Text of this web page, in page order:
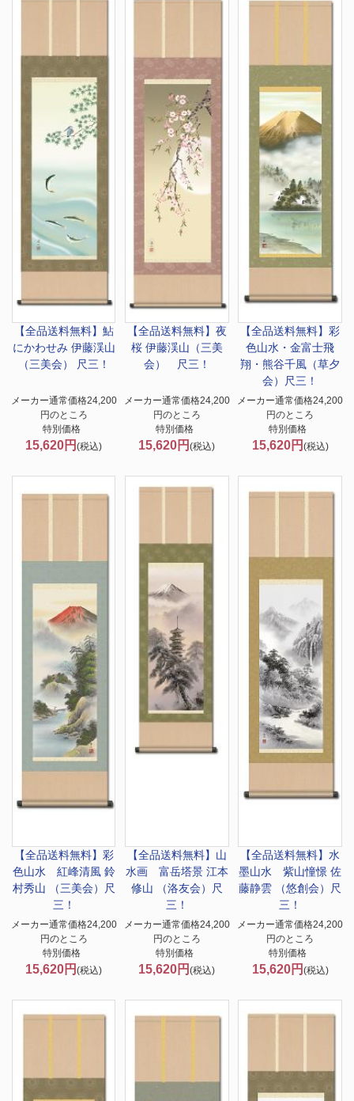
【全品送料無料】 鮎
にかわせみ 伊藤渓山
（三美会） 尺三！
メーカー通常価格24,200
円のところ
特別価格
15,620円(税込)
【全品送料無料】 夜
桜 伊藤渓山（三美
会） 尺三！
メーカー通常価格24,200
円のところ
特別価格
15,620円(税込)
【全品送料無料】彩
色山水・金富士飛
翔・熊谷千風（草夕
会）尺三！
メーカー通常価格24,200
円のところ
特別価格
15,620円 (税込)
【全品送料無料】 彩
色山水 紅峰清風 鈴
村秀山 （三美会）尺
三！
メーカー通常価格24,200
円のところ
特別価格
15,620円(税込)
【全品送料無料】 山
水画 富岳塔景 江本
修山 （洛友会）尺
三！
メーカー通常価格24,200
円のところ
特別価格
15,620円(税込)
【全品送料無料】水
墨山水 紫山憧憬 佐
藤静雲 （悠創会）尺
三！
メーカー通常価格24,200
円のところ
特別価格
15,620円 (税込)